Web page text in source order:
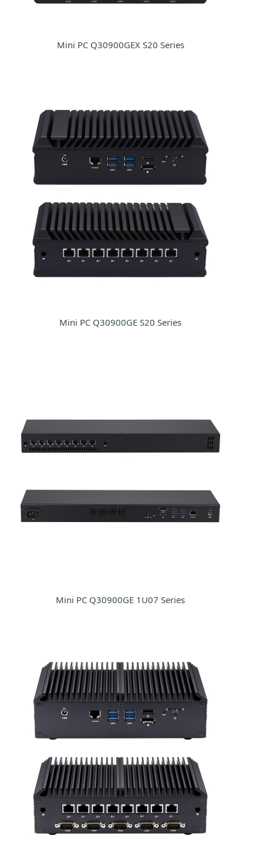
Mini PC Q30900GEX S20 Series
Mini PC Q30900GE S20 Series
Mini PC Q30900GE 1U07 Series